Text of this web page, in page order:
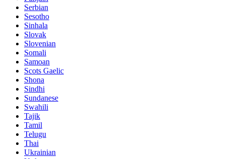
Serbian
Sesotho
Sinhala
Slovak
Slovenian
Somali
Samoan
Scots Gaelic
Shona
Sindhi
Sundanese
Swahili
Tajik
Tamil
Telugu
Thai
Ukrainian